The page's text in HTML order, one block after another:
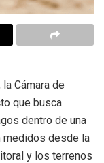
Cámara de
que busca
dentro de una
medidos desde la
y los terrenos